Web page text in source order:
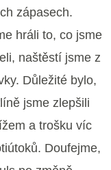
zápasech.
hráli to, co jsme
naštěstí jsme z
Důležité bylo,
jsme zlepšili
a trošku víc
Doufejme,